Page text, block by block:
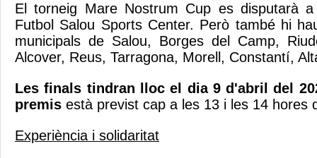
El torneig Mare Nostrum Cup es disputarà a
Futbol Salou Sports Center. Però també hi
municipals de Salou, Borges del Camp,
Alcover, Reus, Tarragona, Morell, Constantí,
Les finals tindran lloc el dia 9 d'abril del
premis està previst cap a les 13 i les 14 hores
Experiència i solidaritat